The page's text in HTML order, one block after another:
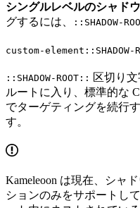
シングルレベルのシャド
グするには、
::SHADOW-
custom-
::SHADOW-ROOT:: 区切り
ルートに入り、標準的な
でターゲティングを続行
す。
Kameleoon は現在、シャ
ションのみをサポートし